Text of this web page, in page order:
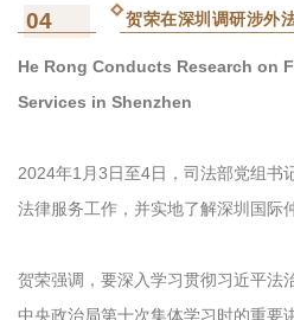
04 贺荣在深圳调研涉外
He Rong Conducts Research on
Services in Shenzhen
2024年1月3日至4日，司法部党组书
法律服务工作，并实地了解深圳国际
贺荣强调，要深入学习贯彻习近平法
中央政治局第十次集体学习时的重要